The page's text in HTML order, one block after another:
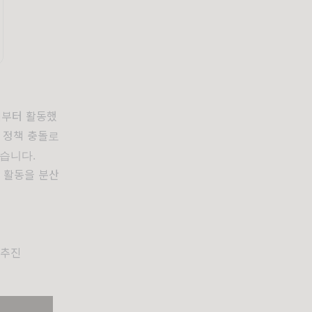
터 활동했
책 충돌로
니다.
동을 분산
진